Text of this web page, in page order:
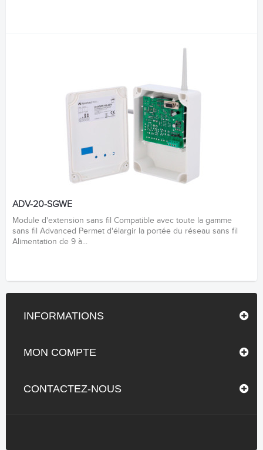
ADV-20-SGWE
Module d'extension sans fil Compatible avec toute la gamme
sans fil Advanced Permet d'élargir la portée du réseau sans fil
Alimentation de 9 à...
INFORMATIONS
MON COMPTE
CONTACTEZ-NOUS